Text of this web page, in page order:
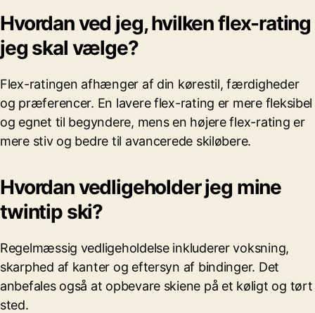
Hvordan ved jeg, hvilken flex-rating
jeg skal vælge?
Flex-ratingen afhænger af din kørestil, færdigheder
og præferencer. En lavere flex-rating er mere fleksibel
og egnet til begyndere, mens en højere flex-rating er
mere stiv og bedre til avancerede skiløbere.
Hvordan vedligeholder jeg mine
twintip ski?
Regelmæssig vedligeholdelse inkluderer voksning,
skarphed af kanter og eftersyn af bindinger. Det
anbefales også at opbevare skiene på et køligt og tørt
sted.